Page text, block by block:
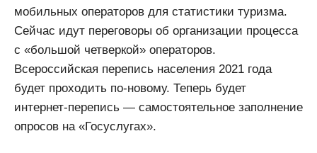
мобильных операторов для статистики туризма.
Сейчас идут переговоры об организации процесса
с «большой четверкой» операторов.
Всероссийская перепись населения 2021 года
будет проходить по-новому. Теперь будет
интернет-перепись — самостоятельное заполнение
опросов на «Госуслугах».